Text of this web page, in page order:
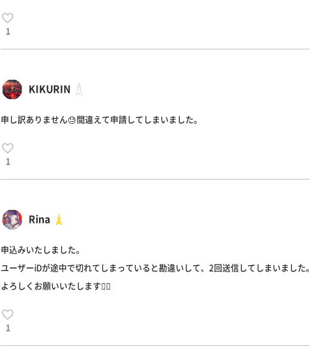
1
KIKURIN
申し訳ありません😓間違えて申請してしまいました。
1
Rina
申込みいたしました。
ユーザーiDが途中で切れてしまっていると勘違いして、2回送信してしまいました。
よろしくお願いいたします🙇‍♀️
1